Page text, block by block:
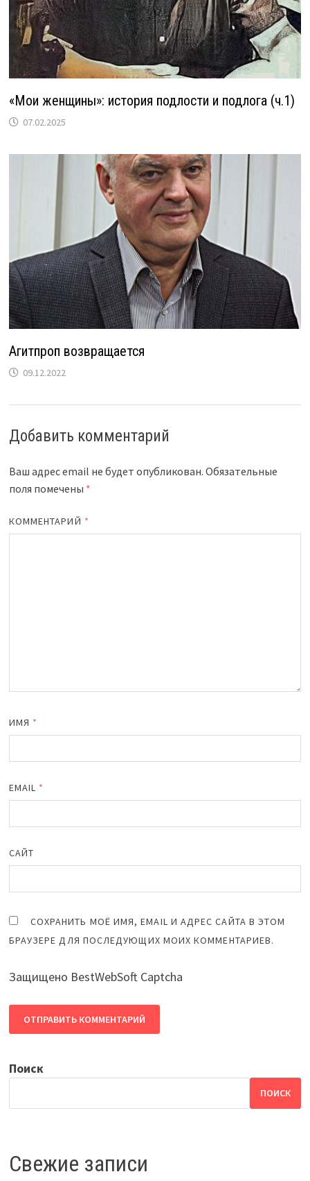
«Мои женщины»: история подлости и подлога (ч.1)
07.02.2025
Агитпроп возвращается
09.12.2022
Добавить комментарий
Ваш адрес email не будет опубликован. Обязательные
поля помечены *
КОММЕНТАРИЙ *
ИМЯ *
EMAIL *
САЙТ
СОХРАНИТЬ МОЁ ИМЯ, EMAIL И АДРЕС САЙТА В ЭТОМ
БРАУЗЕРЕ ДЛЯ ПОСЛЕДУЮЩИХ МОИХ КОММЕНТАРИЕВ.
Защищено BestWebSoft Captcha
Поиск
ПОИСК
Свежие записи